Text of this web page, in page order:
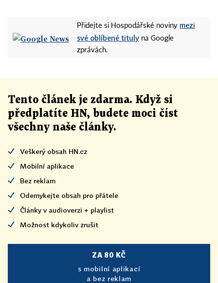
Přidejte si Hospodářské noviny mezi
své oblíbené tituly na Google
zprávách.
Tento článek je zdarma. Když si
předplatíte HN, budete moci číst
všechny naše články.
Veškerý obsah HN.cz
Mobilní aplikace
Bez reklam
Odemykejte obsah pro přátele
Články v audioverzi + playlist
Možnost kdykoliv zrušit
ZA 80 KČ
s mobilní aplikací
a bez reklam